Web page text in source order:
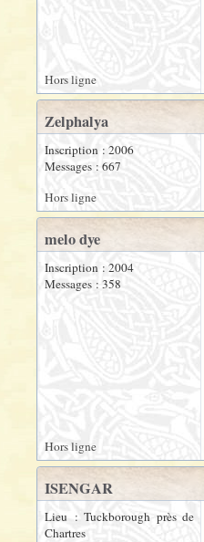
Hors ligne
Zelphalya
Inscription : 2006
Messages : 667
Hors ligne
melo dye
Inscription : 2004
Messages : 358
Hors ligne
ISENGAR
Lieu : Tuckborough près de
Chartres